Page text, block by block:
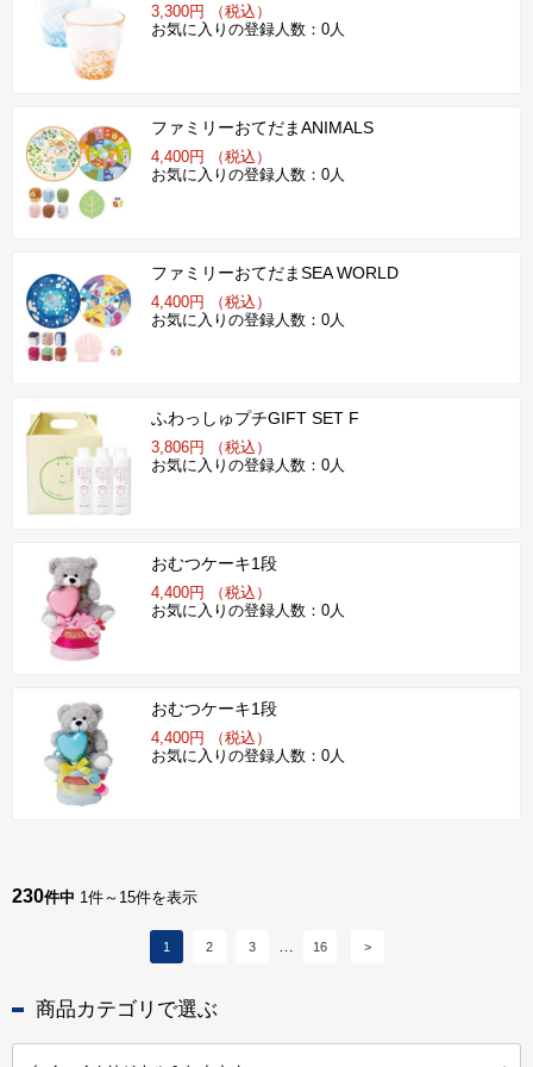
3,300円 （税込）
お気に入りの登録人数：0人
ファミリーおてだまANIMALS
4,400円 （税込）
お気に入りの登録人数：0人
ファミリーおてだまSEA WORLD
4,400円 （税込）
お気に入りの登録人数：0人
ふわっしゅプチGIFT SET F
3,806円 （税込）
お気に入りの登録人数：0人
おむつケーキ1段
4,400円 （税込）
お気に入りの登録人数：0人
おむつケーキ1段
4,400円 （税込）
お気に入りの登録人数：0人
230件中 1件～15件を表示
1 2 3 16 >
商品カテゴリで選ぶ